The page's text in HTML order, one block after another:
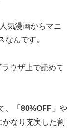
気漫画からマニ
なんです。
ウザ上で読めて
、 「80%OFF」 や
かなり充実した割